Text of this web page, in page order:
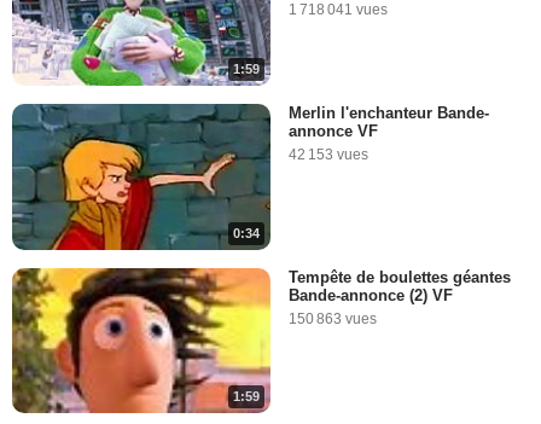
1:59
1 718 041 vues
0:34
Merlin l'enchanteur Bande-
annonce VF
42 153 vues
1:59
Tempête de boulettes géantes
Bande-annonce (2) VF
150 863 vues